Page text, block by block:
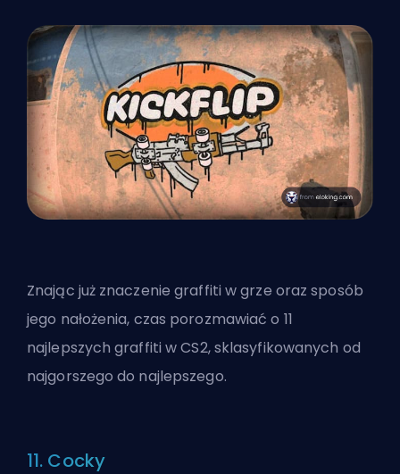
Znając już znaczenie graffiti w grze oraz sposób
jego nałożenia, czas porozmawiać o 11
najlepszych graffiti w CS2, sklasyfikowanych od
najgorszego do najlepszego.
11. Cocky